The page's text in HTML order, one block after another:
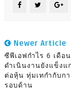
Newer Article
ซีพีเอฟกำไร 6 เดือ
ดำเนินงานยังแข็งแ
ต่อหุ้น ทุ่มเทกำกับก
รอบด้าน